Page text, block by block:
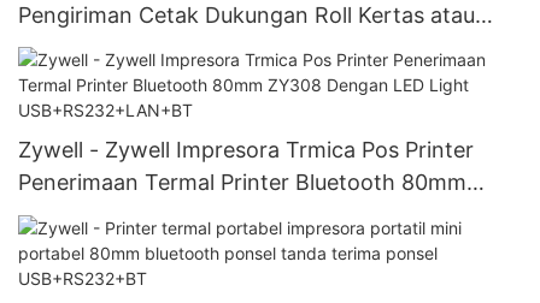
Pengiriman Cetak Dukungan Roll Kertas atau
Potongan Single Print ZY909 USB
Zywell - Zywell Impresora Trmica Pos Printer
Penerimaan Termal Printer Bluetooth 80mm
ZY308 Dengan LED Light USB+RS232+LAN+BT